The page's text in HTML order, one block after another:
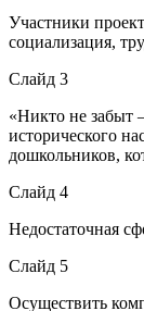
Участники
социализация,
Слайд 3
«Никто не забыт
исторического
дошкольников,
Слайд 4
Недостаточная
Слайд 5
Осуществить